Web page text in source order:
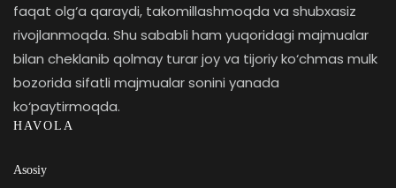
faqat olg‘a qaraydi, takomillashmoqda va shubxasiz
rivojlanmoqda. Shu sababli ham yuqoridagi majmualar
bilan cheklanib qolmay turar joy va tijoriy ko‘chmas mulk
bozorida sifatli majmualar sonini yanada
ko‘paytirmoqda.
HAVOLA
Asosiy